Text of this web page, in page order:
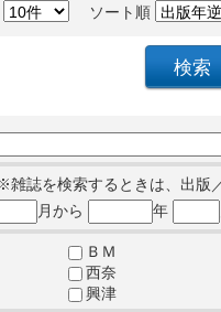
ソート順
雑誌を検索するときは、出版
月から 年
ＢＭ
西奈
興津